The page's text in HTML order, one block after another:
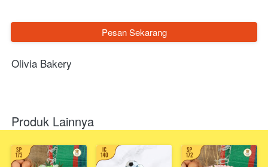
`Pesan Sekarang
Olivia Bakery
Produk Lainnya